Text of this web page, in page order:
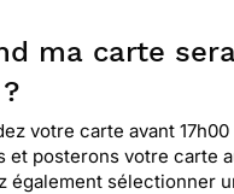
ma carte
votre carte avant
et posterons votre carte
également sélectionner